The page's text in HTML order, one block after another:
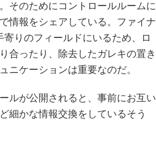
そのためにコントロールルームに
情報をシェアしている。ファイナ
りのフィールドにいるため、ロ
合ったり、除去したガレキの置き
ニケーションは重要なのだ。
ルが公開されると、事前にお互い
細かな情報交換をしているそう